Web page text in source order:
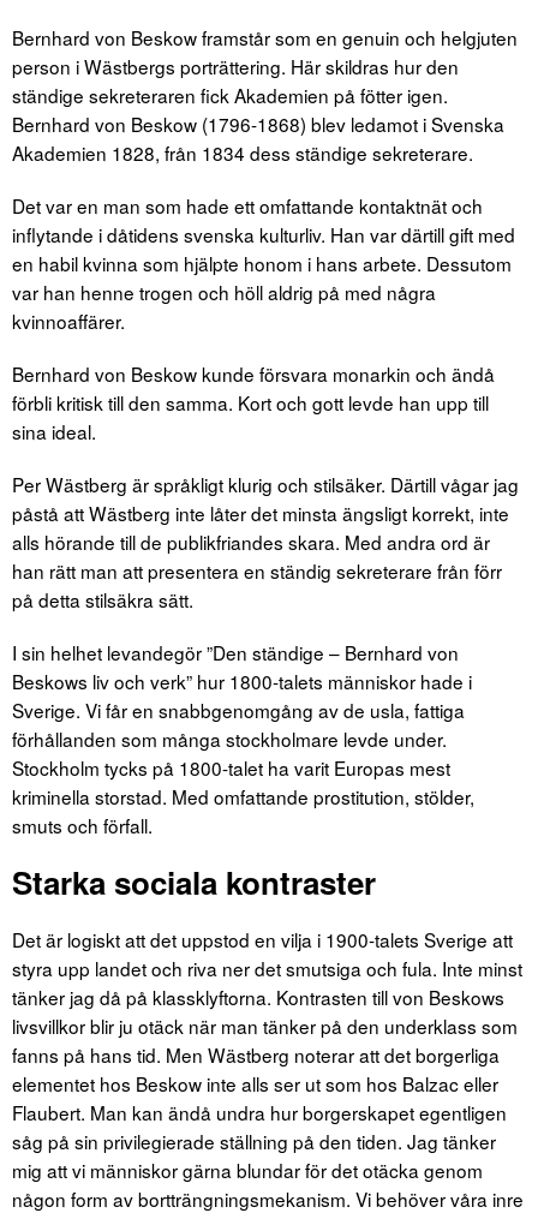
Bernhard von Beskow framstår som en genuin och helgjuten
person i Wästbergs porträttering. Här skildras hur den
ständige sekreteraren fick Akademien på fötter igen.
Bernhard von Beskow (1796-1868) blev ledamot i Svenska
Akademien 1828, från 1834 dess ständige sekreterare.
Det var en man som hade ett omfattande kontaktnät och
inflytande i dåtidens svenska kulturliv. Han var därtill gift med
en habil kvinna som hjälpte honom i hans arbete. Dessutom
var han henne trogen och höll aldrig på med några
kvinnoaffärer.
Bernhard von Beskow kunde försvara monarkin och ändå
förbli kritisk till den samma. Kort och gott levde han upp till
sina ideal.
Per Wästberg är språkligt klurig och stilsäker. Därtill vågar jag
påstå att Wästberg inte låter det minsta ängsligt korrekt, inte
alls hörande till de publikfriandes skara. Med andra ord är
han rätt man att presentera en ständig sekreterare från förr
på detta stilsäkra sätt.
I sin helhet levandegör ”Den ständige – Bernhard von
Beskows liv och verk” hur 1800-talets människor hade i
Sverige. Vi får en snabbgenomgång av de usla, fattiga
förhållanden som många stockholmare levde under.
Stockholm tycks på 1800-talet ha varit Europas mest
kriminella storstad. Med omfattande prostitution, stölder,
smuts och förfall.
Starka sociala kontraster
Det är logiskt att det uppstod en vilja i 1900-talets Sverige att
styra upp landet och riva ner det smutsiga och fula. Inte minst
tänker jag då på klassklyftorna. Kontrasten till von Beskows
livsvillkor blir ju otäck när man tänker på den underklass som
fanns på hans tid. Men Wästberg noterar att det borgerliga
elementet hos Beskow inte alls ser ut som hos Balzac eller
Flaubert. Man kan ändå undra hur borgerskapet egentligen
såg på sin privilegierade ställning på den tiden. Jag tänker
mig att vi människor gärna blundar för det otäcka genom
någon form av bortträngningsmekanism. Vi behöver våra inre